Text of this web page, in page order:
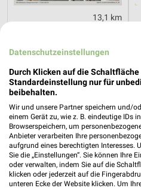
13,1 km
Zurbrüggen
Datenschutzeinstellungen
Durch Klicken auf die Schaltfläche
Standardeinstellung nur für
beibehalten.
Wir und unsere Partner speichern und/
einem Gerät zu, wie z. B. eindeutige IDs
Browserspeichern, um
Anbieter verarbeiten Ihre
aufgrund eines berechtigten Interesses.
Sie die „Einstellungen“. Sie können Ihre
oder verwalten, indem Sie auf die
klicken oder jederzeit auf die
unteren Ecke der Website klicken. Um